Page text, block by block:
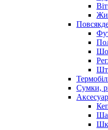
Сумки,